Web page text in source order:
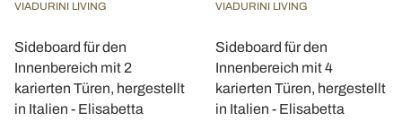
VIADURINI LIVING
Sideboard für den
Innenbereich mit 2
karierten Türen, hergestellt
in Italien - Elisabetta
VIADURINI LIVING
Sideboard für den
Innenbereich mit 4
karierten Türen, hergestellt
in Italien - Elisabetta